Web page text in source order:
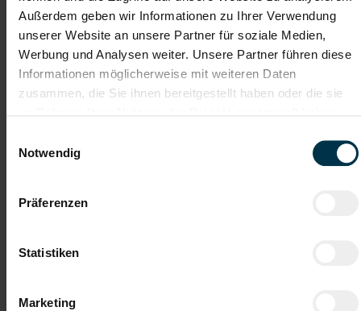
Außerdem geben wir Informationen zu Ihrer Verwendung
unserer Website an unsere Partner für soziale Medien,
Werbung und Analysen weiter. Unsere Partner führen diese
Informationen möglicherweise mit weiteren Daten
zusammen, die Sie ihnen bereitgestellt haben oder die sie
Notwendig
Präferenzen
Statistiken
Marketing
Kostenlose, regionale
Jobberatung
Du suchst einen Job in der Metallbearbeitung, eine
Vollzeitstelle im Schichtbetrieb oder eine langfristige
Jetzt bewerben und Teil eines stabilen